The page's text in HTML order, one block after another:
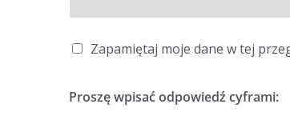
Zapamiętaj moje dane w tej
Proszę wpisać odpowiedź cyframi: